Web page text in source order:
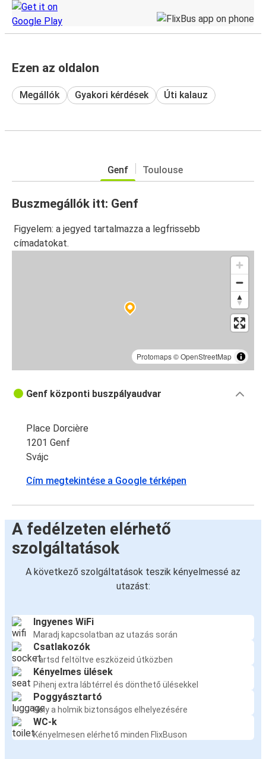
Ezen az oldalon
Megállók Gyakori kérdések Úti kalauz
Genf Toulouse
Buszmegállók itt: Genf
Figyelem: a jegyed tartalmazza a legfrissebb
címadatokat.
Protomaps©OpenStreetMap
Genf központi buszpályaudvar
Place Dorcière
1201 Genf
Svájc
Cím megtekintése a Google térképen
A fedélzeten elérhető
szolgáltatások
A következő szolgáltatások teszik kényelmessé az
utazást:
Ingyenes WiFi
Maradj kapcsolatban az utazás során
Csatlakozók
Tartsd feltöltve eszközeid útközben
Kényelmes ülések
Pihenj extra lábtérrel és dönthető ülésekkel
Poggyásztartó
Hely a holmik biztonságos elhelyezésére
WC-k
Kényelmesen elérhető minden FlixBuson